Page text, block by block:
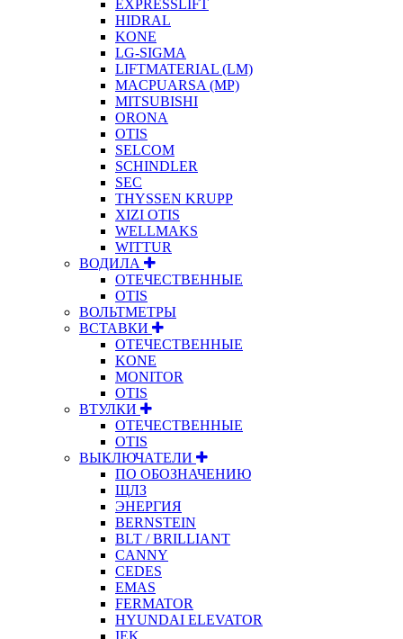
EXPRESSLIFT
HIDRAL
KONE
LG-SIGMA
LIFTMATERIAL (LM)
MACPUARSA (MP)
MITSUBISHI
ORONA
OTIS
SELCOM
SCHINDLER
SEC
THYSSEN KRUPP
XIZI OTIS
WELLMAKS
WITTUR
ВОДИЛА
ОТЕЧЕСТВЕННЫЕ
OTIS
ВОЛЬТМЕТРЫ
ВСТАВКИ
ОТЕЧЕСТВЕННЫЕ
KONE
MONITOR
OTIS
ВТУЛКИ
ОТЕЧЕСТВЕННЫЕ
OTIS
ВЫКЛЮЧАТЕЛИ
ПО ОБОЗНАЧЕНИЮ
ЩЛЗ
ЭНЕРГИЯ
BERNSTEIN
BLT / BRILLIANT
CANNY
CEDES
EMAS
FERMATOR
HYUNDAI ELEVATOR
IEK